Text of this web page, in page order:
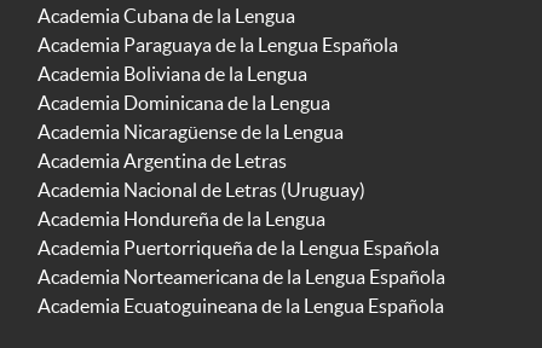
Academia Cubana de la Lengua
Academia Paraguaya de la Lengua Española
Academia Boliviana de la Lengua
Academia Dominicana de la Lengua
Academia Nicaragüense de la Lengua
Academia Argentina de Letras
Academia Nacional de Letras (Uruguay)
Academia Hondureña de la Lengua
Academia Puertorriqueña de la Lengua Española
Academia Norteamericana de la Lengua Española
Academia Ecuatoguineana de la Lengua Española